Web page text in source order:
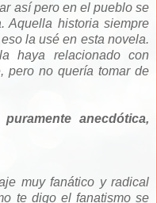
así pero en el pueblo se
Aquella historia siempre
la usé en esta novela.
haya relacionado con
pero no quería tomar de
anecdótica,
muy fanático y radical
te digo el fanatismo se